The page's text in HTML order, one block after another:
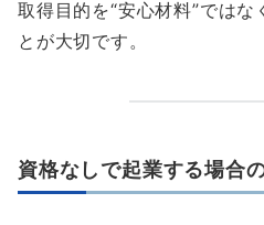
取得目的を“安心材料”ではな
とが大切です。
資格なしで起業する場合